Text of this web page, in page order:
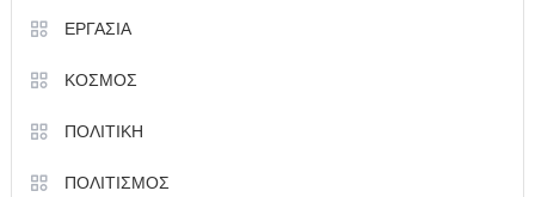
ΕΡΓΑΣΙΑ
ΚΟΣΜΟΣ
ΠΟΛΙΤΙΚΗ
ΠΟΛΙΤΙΣΜΟΣ